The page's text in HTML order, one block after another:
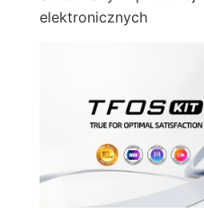
elektronicznych